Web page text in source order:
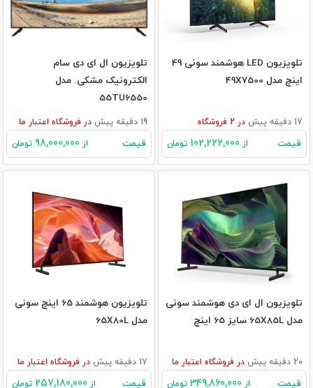
تلویزیون LED هوشمند سونی 49
اینچ مدل 49X7500
17 دقیقه پیش در فروشگاه
قیمت از تومان
تلویزیون ال ای دی سام
الکترونیک مشکی. مدل
55TU6550
19 دقیقه پیش در فروشگاه اعتبار ما
قیمت از تومان
تلویزیون ال ای دی هوشمند سونی
مدل 65X85L سایز 65 اینچ
20 دقیقه پیش در فروشگاه اعتبار ما
قیمت از تومان
تلویزیون هوشمند 65 اینچ سونی
مدل 65X80L
17 دقیقه پیش در فروشگاه اعتبار ما
قیمت از تومان